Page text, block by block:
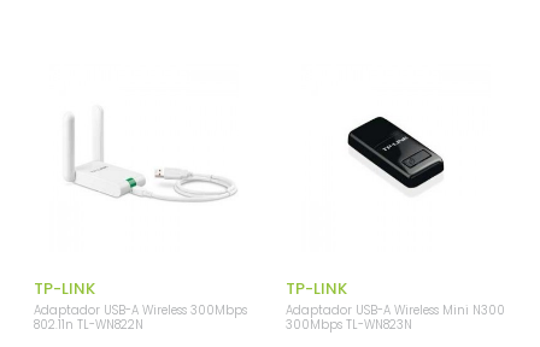
TP-LINK
Adaptador USB-A Wireless 300Mbps
802.11n TL-WN822N
TP-LINK
Adaptador USB-A Wireless Mini N300
300Mbps TL-WN823N